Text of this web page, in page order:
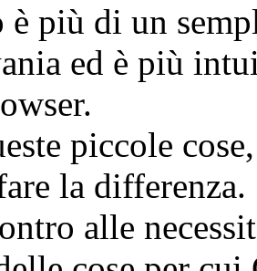
più di un
ed è più
piccole
la
alle